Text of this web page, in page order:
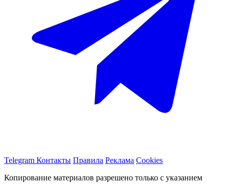
Telegram Контакты Правила Реклама Cookies
Копирование материалов разрешено только с указанием